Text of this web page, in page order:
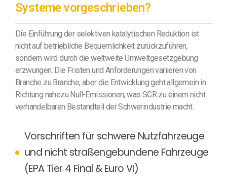
Systeme vorgeschrieben?
Die Einführung der selektiven katalytischen Reduktion ist
nicht auf betriebliche Bequemlichkeit zurückzuführen,
sondern wird durch die weltweite Umweltgesetzgebung
erzwungen. Die Fristen und Anforderungen variieren von
Branche zu Branche, aber die Entwicklung geht allgemein in
Richtung nahezu Null-Emissionen, was SCR zu einem nicht
verhandelbaren Bestandteil der Schwerindustrie macht.
Vorschriften für schwere Nutzfahrzeuge
und nicht straßengebundene Fahrzeuge
(EPA Tier 4 Final & Euro VI)